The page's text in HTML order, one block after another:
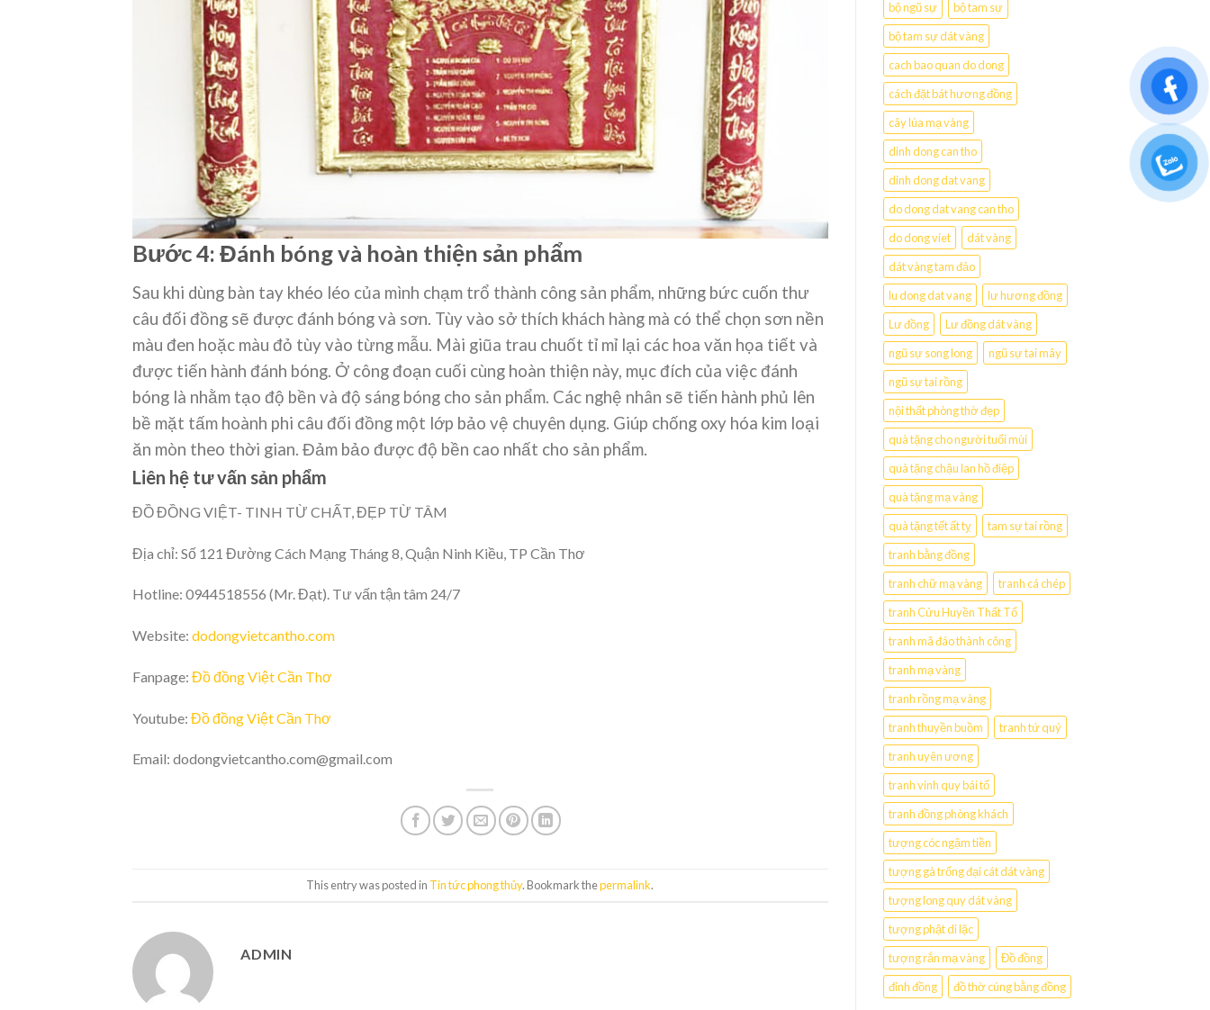
Bước 4: Đánh bóng và hoàn thiện sản phẩm
Sau khi dùng bàn tay khéo léo của mình chạm trổ thành công sản phẩm, những bức cuốn thư
câu đối đồng sẽ được đánh bóng và sơn. Tùy vào sở thích khách hàng mà có thể chọn sơn nền
màu đen hoặc màu đỏ tùy vào từng mẫu. Mài giũa trau chuốt tỉ mỉ lại các hoa văn họa tiết và
được tiến hành đánh bóng. Ở công đoạn cuối cùng hoàn thiện này, mục đích của việc đánh
bóng là nhằm tạo độ bền và độ sáng bóng cho sản phẩm. Các nghệ nhân sẽ tiến hành phủ lên
bề mặt tấm hoành phi câu đối đồng một lớp bảo vệ chuyên dụng. Giúp chống oxy hóa kim loại
ăn mòn theo thời gian. Đảm bảo được độ bền cao nhất cho sản phẩm.
Liên hệ tư vấn sản phẩm
ĐỒ ĐỒNG VIỆT- TINH TỪ CHẤT, ĐẸP TỪ TÂM
Địa chỉ: Số 121 Đường Cách Mạng Tháng 8, Quận Ninh Kiều, TP Cần Thơ
Hotline: 0944518556 (Mr. Đạt). Tư vấn tận tâm 24/7
Website: dodongvietcantho.com
Fanpage: Đồ đồng Việt Cần Thơ
Youtube: Đồ đồng Việt Cần Thơ
Email: dodongvietcantho.com@gmail.com
This entry was posted in Tin tức phong thủy. Bookmark thepermalink.
ADMIN
bộ ngũ sự
bộ tam sự
bộ tam sự dát vàng
cach bao quan do dong
cách đặt bát hương đồng
cây lúa mạ vàng
dinh dong can tho
dinh dong dat vang
do dong dat vang can tho
do dong viet
dát vàng
dát vàng tam đảo
lu dong dat vang
lư hương đồng
Lư đồng
Lư đồng dát vàng
ngũ sự song long
ngũ sự tai mây
ngũ sự tai rồng
nội thất phòng thờ đẹp
quà tặng cho người tuổi mùi
quà tặng chậu lan hồ điệp
quà tặng mạ vàng
quà tặng tết ất tỵ
tam sự tai rồng
tranh bằng đồng
tranh chữ mạ vàng
tranh cá chép
tranh Cửu Huyền Thất Tổ
tranh mã đáo thành công
tranh mạ vàng
tranh rồng mạ vàng
tranh thuyền buồm
tranh tứ quý
tranh uyên ương
tranh vinh quy bái tổ
tranh đồng phòng khách
tượng cóc ngậm tiền
tượng gà trống đại cát dát vàng
tượng long quy dát vàng
tượng phật di lặc
tượng rắn mạ vàng
Đồ đồng
đỉnh đồng
đồ thờ cúng bằng đồng